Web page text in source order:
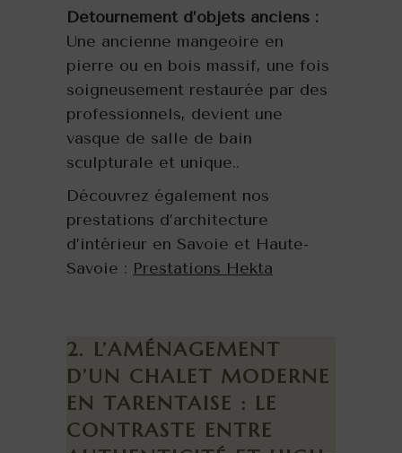
Détournement d’objets anciens :
Une ancienne mangeoire en
pierre ou en bois massif, une fois
soigneusement restaurée par des
professionnels, devient une
vasque de salle de bain
sculpturale et unique..
Découvrez également nos
prestations d’architecture
d’intérieur en Savoie et Haute-
Savoie : Prestations Hekta
2. L’AMÉNAGEMENT
D’UN CHALET MODERNE
EN TARENTAISE : LE
CONTRASTE ENTRE